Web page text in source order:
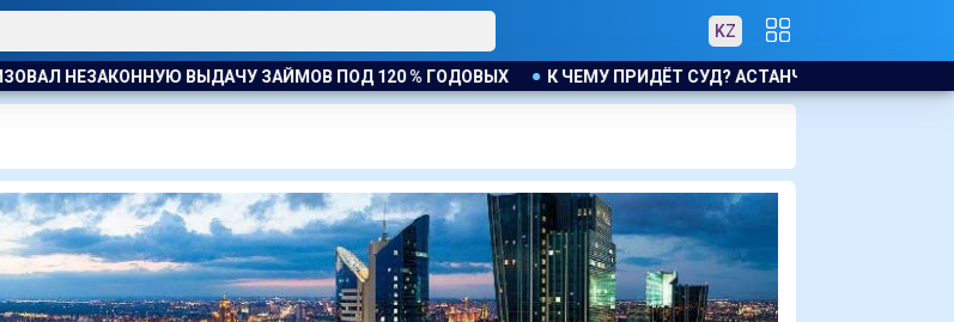
KZ
ВЫДАЧУ ЗАЙМОВ ПОД 120 % ГОДОВЫХ К ЧЕМУ ПРИДЁТ СУД? АСТАНЧАНКА ТРЕБУЕТ